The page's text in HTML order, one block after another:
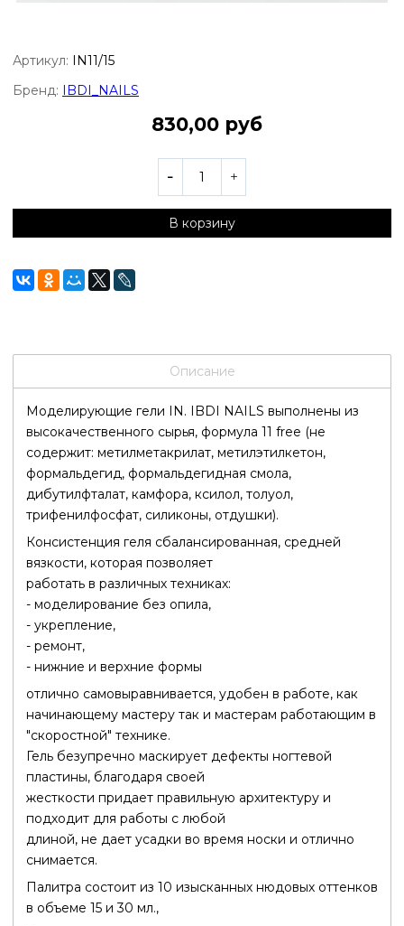
Артикул: IN11/15
Бренд: IBDI_NAILS
830,00 руб
В корзину
Описание
Моделирующие гели IN. IBDI NAILS выполнены из
высокачественного сырья, формула 11 free (не
содержит: метилметакрилат, метилэтилкетон,
формальдегид, формальдегидная смола,
дибутилфталат, камфора, ксилол, толуол,
трифенилфосфат, силиконы, отдушки).
Консистенция геля сбалансированная, средней
вязкости, которая позволяет
работать в различных техниках:
- моделирование без опила,
- укрепление,
- ремонт,
- нижние и верхние формы
отлично самовыравнивается, удобен в работе, как
начинающему мастеру так и мастерам работающим в
"скоростной" технике.
Гель безупречно маскирует дефекты ногтевой
пластины, благодаря своей
жесткости придает правильную архитектуру и
подходит для работы с любой
длиной, не дает усадки во время носки и отлично
снимается.
Палитра состоит из 10 изысканных нюдовых оттенков
в объеме 15 и 30 мл.,